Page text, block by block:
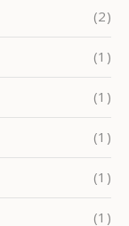
(2)
(1)
(1)
(1)
(1)
(1)